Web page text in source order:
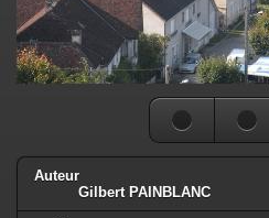
Auteur
Gilbert PAINBLANC